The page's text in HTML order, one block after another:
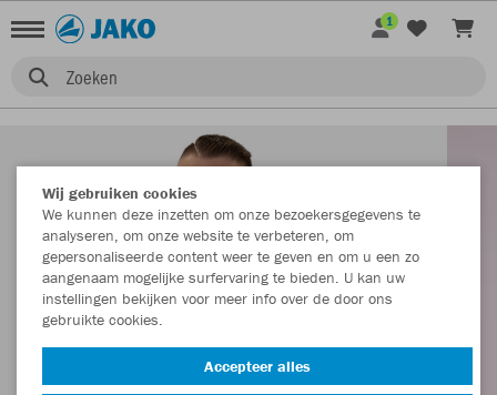
Zoeken
1
Wij gebruiken cookies
We kunnen deze inzetten om onze bezoekersgegevens te
analyseren, om onze website te verbeteren, om
gepersonaliseerde content weer te geven en om u een zo
aangenaam mogelijke surfervaring te bieden. U kan uw
instellingen bekijken voor meer info over de door ons
gebruikte cookies.
Accepteer alles